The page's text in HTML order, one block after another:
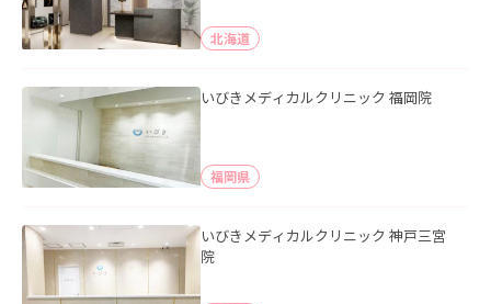
北海道
いびきメディカルクリニック 福岡院
福岡県
いびきメディカルクリニック 神戸三宮
院